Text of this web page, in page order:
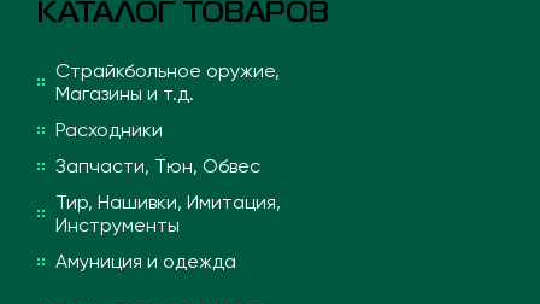
КАТАЛОГ ТОВАРОВ
Страйкбольное оружие,
Магазины и т.д.
Расходники
Запчасти, Тюн, Обвес
Тир, Нашивки, Имитация,
Инструменты
Амуниция и одежда